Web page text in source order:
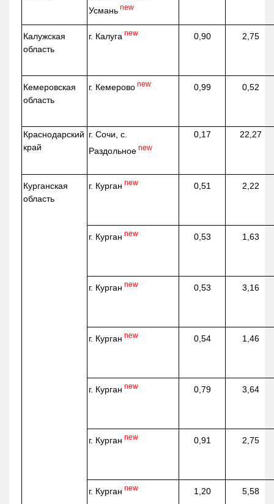
Усмань new
Калужская
область
г. Калуга new 0,90 2,75
Кемеровская
область
г. Кемерово new 0,99 0,52
Краснодарский
край
г. Сочи, с.
Раздольное new
0,17 22,27
Курганская
область
г. Курган new 0,51 2,22
г. Курган new 0,53 1,63
г. Курган new 0,53 3,16
г. Курган new 0,54 1,46
г. Курган new 0,79 3,64
г. Курган new 0,91 2,75
г. Курган new 1,20 5,58